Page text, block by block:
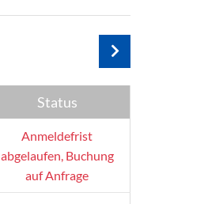
Status
Anmeldefrist
abgelaufen, Buchung
auf Anfrage